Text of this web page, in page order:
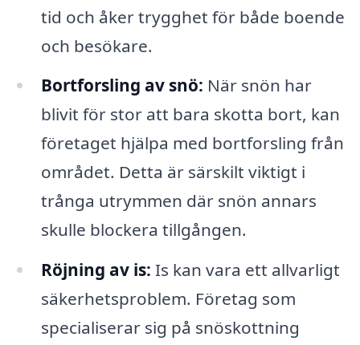
tid och åker trygghet för både boende
och besökare.
Bortforsling av snö: När snön har
blivit för stor att bara skotta bort, kan
företaget hjälpa med bortforsling från
området. Detta är särskilt viktigt i
trånga utrymmen där snön annars
skulle blockera tillgången.
Röjning av is: Is kan vara ett allvarligt
säkerhetsproblem. Företag som
specialiserar sig på snöskottning